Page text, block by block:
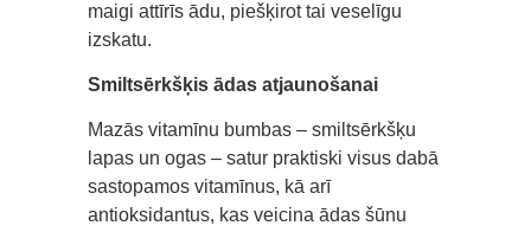
maigi attīrīs ādu, piešķirot tai veselīgu
izskatu.
Smiltsērkšķis ādas atjaunošanai
Mazās vitamīnu bumbas – smiltsērkšķu
lapas un ogas – satur praktiski visus dabā
sastopamos vitamīnus, kā arī
antioksidantus, kas veicina ādas šūnu